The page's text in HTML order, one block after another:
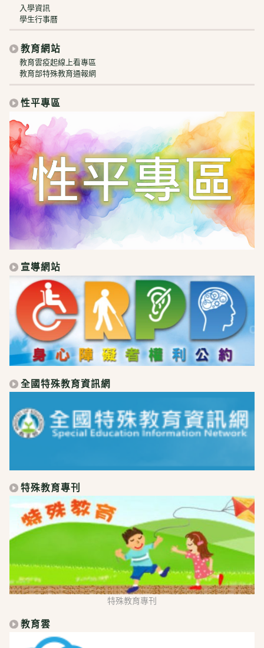
入學資訊
學生行事曆
教育網站
教育雲疫起線上看專區
教育部特殊教育通報網
性平專區
宣導網站
全國特殊教育資訊網
特殊教育專刊
特殊教育專刊
教育雲